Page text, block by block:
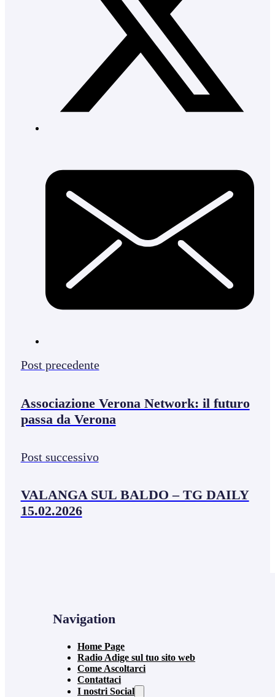
Post precedente
Associazione Verona Network: il futuro
passa da Verona
Post successivo
VALANGA SUL BALDO – TG DAILY
15.02.2026
Navigation
Home Page
Radio Adige sul tuo sito web
Come Ascoltarci
Contattaci
I nostri Social